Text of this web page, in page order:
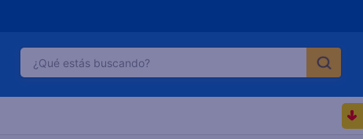
¿Qué estás buscando?
Value 13g 160
TÉRMINOS MÁS BUSCADOS